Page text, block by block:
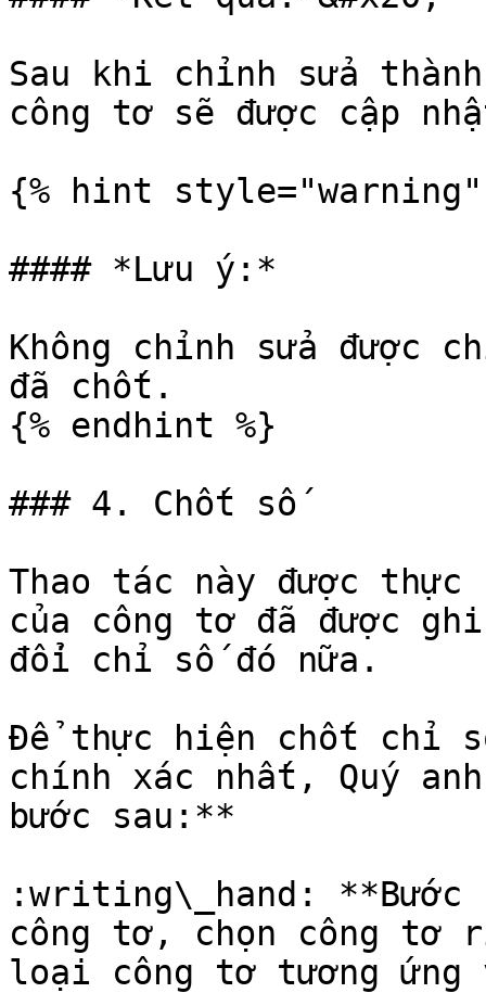
Sau khi chỉnh sửa
công tơ sẽ được cập
{% hint style="warning"
#### *Lưu ý:*
Không chỉnh sửa được
đã chốt.
{% endhint %}
### 4. Chốt số
Thao tác này được thực
của công tơ đã được
đổi chỉ số đó nữa.
Để thực hiện chốt chỉ
chính xác nhất, Quý
bước sau:**
:writing\_hand:
công tơ, chọn công tơ
loại công tơ tương